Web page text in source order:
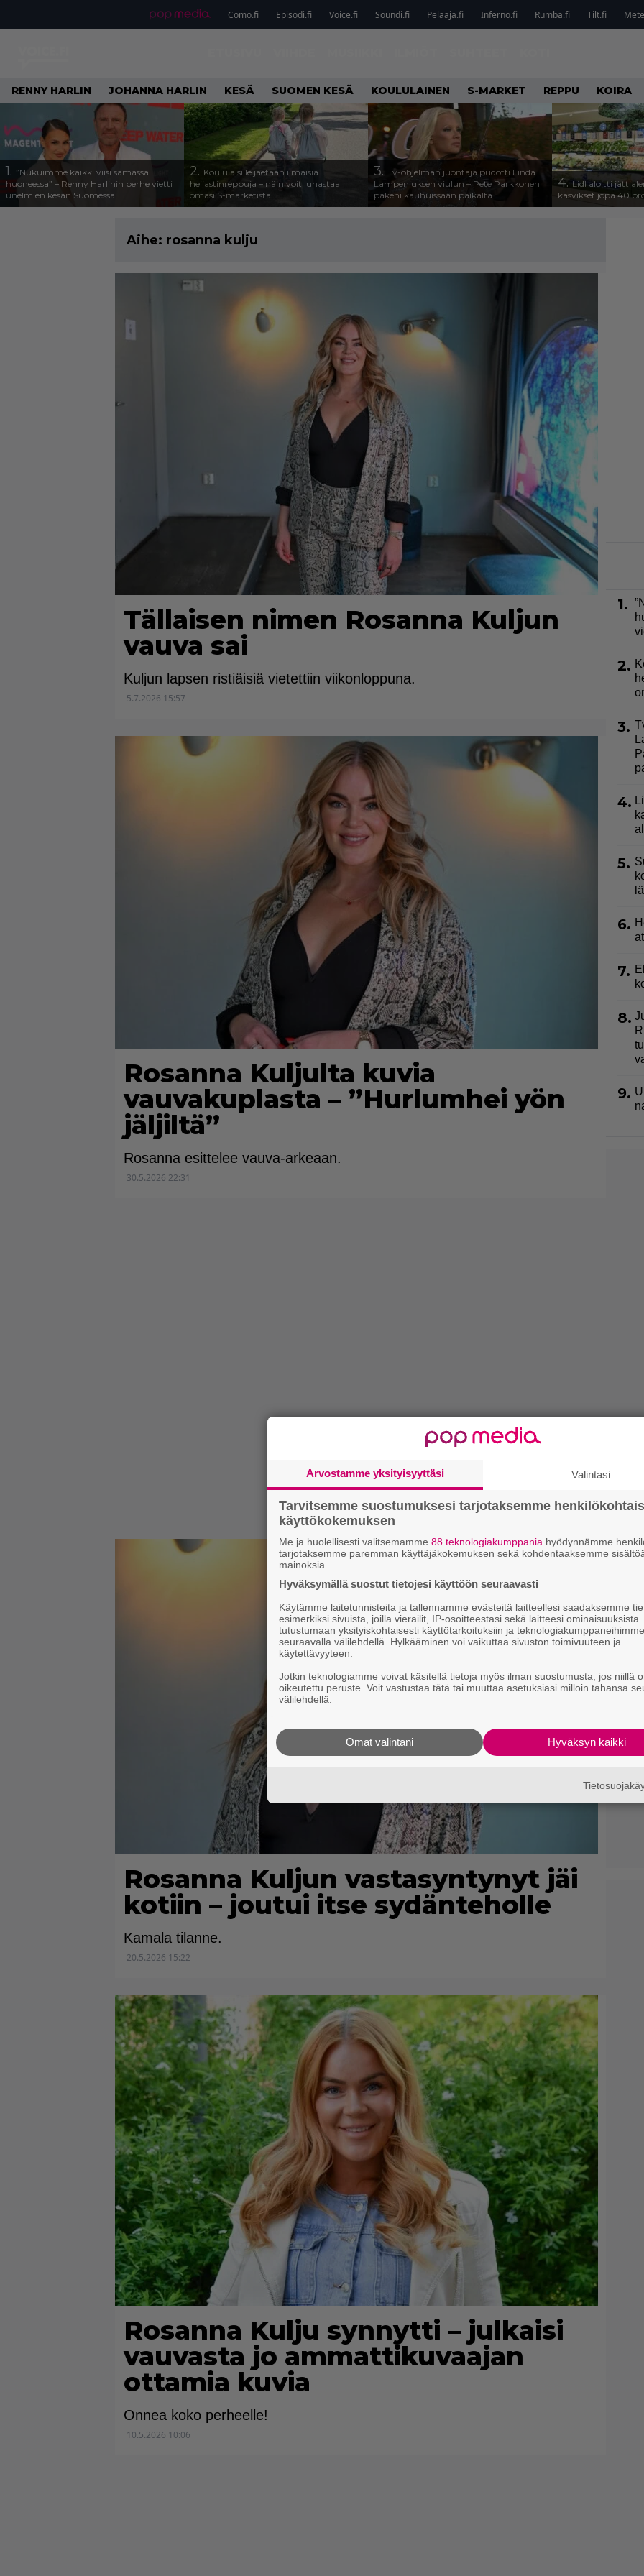
Como.fi Episodi.fi Voice.fi Soundi.fi Pelaaja.fi Inferno.fi Rumba.fi Tilt.fi
RENNY HARLIN JOHANNA HARLIN KESÄ SUOMEN KESÄ KOULULAINEN S-MARKET REPPU KOIRA
1. ”Nukuimme kaikki viisi samassa
huoneessa” – Renny Harlinin perhe vietti
unelmien kesän Suomessa
2. Koululaisille jaetaan ilmaisia
heijastinreppuja – näin voit lunastaa
omasi S-marketista
3. Tv-ohjelman juontaja pudotti Linda
Lampeniuksen viulun – Pete Parkkonen
pakeni kauhuissaan paikalta
4. Lidl aloitti
kasvikset jopa 40
Aihe: rosanna kulju
Tällaisen nimen Rosanna Kuljun
vauva sai
Kuljun lapsen ristiäisiä vietettiin viikonloppuna.
5.7.2026 15:57
Rosanna Kuljulta kuvia
vauvakuplasta – ”Hurlumhei yön
jäljiltä”
Rosanna esittelee vauva-arkeaan.
30.5.2026 22:31
Rosanna Kuljun vastasyntynyt jäi
kotiin – joutui itse sydänteholle
Kamala tilanne.
20.5.2026 15:22
Rosanna Kulju synnytti – julkaisi
vauvasta jo ammattikuvaajan
ottamia kuvia
Onnea koko perheelle!
10.5.2026 10:06
1.
2.
3.
4.
5.
6.
7.
8.
9.
Arvostamme yksityisyyttäsi Valintasi
Tarvitsemme suostumuksesi tarjotaksemme
käyttökokemuksen
Me ja huolellisesti valitsemamme 88 teknologiakumppania hyödynnämme
tarjotaksemme paremman käyttäjäkokemuksen sekä kohdentaaksemme
mainoksia.
Hyväksymällä suostut tietojesi käyttöön seuraavasti
Käytämme laitetunnisteita ja tallennamme evästeitä laitteellesi saadaksemme
esimerkiksi sivuista, joilla vierailit, IP-osoitteestasi sekä laitteesi
tutustumaan yksityiskohtaisesti käyttötarkoituksiin ja teknologiakumppaneihimme
seuraavalla välilehdellä. Hylkääminen voi vaikuttaa sivuston toimivuuteen ja
käytettävyyteen.
Jotkin teknologiamme voivat käsitellä tietoja myös ilman suostumusta, jos niillä
oikeutettu peruste. Voit vastustaa tätä tai muuttaa asetuksiasi milloin tahansa
välilehdellä.
Hyväksyn kaikki
Omat valintani